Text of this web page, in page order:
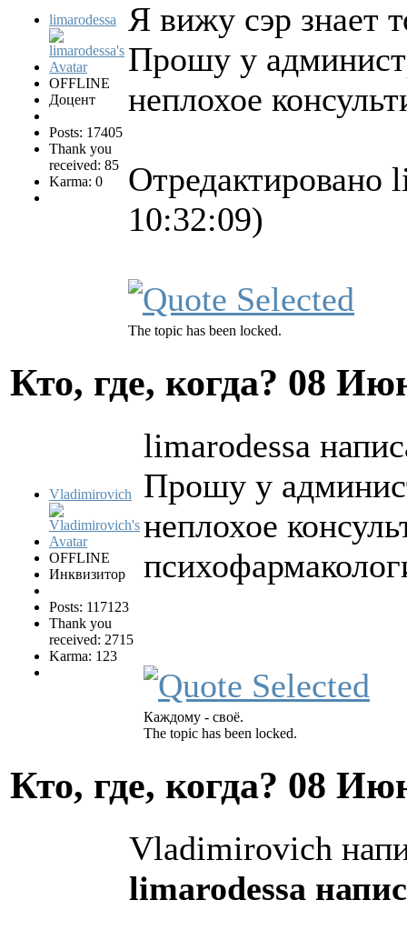
limarodessa
OFFLINE
Доцент
Posts: 17405
Thank you
received: 85
Karma: 0
Я вижу сэр знает
Прошу у
неплохое
Отредактировано
10:32:09)
The topic has been locked.
Кто, где, когда? 08
Vladimirovich
OFFLINE
Инквизитор
Posts: 117123
Thank you
received: 2715
Karma: 123
limarodessa
Прошу у
неплохое
Каждому - своё.
The topic has been locked.
Кто, где, когда? 08
Vladimirovich
limarodessa